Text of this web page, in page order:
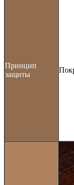
Принцип
защиты